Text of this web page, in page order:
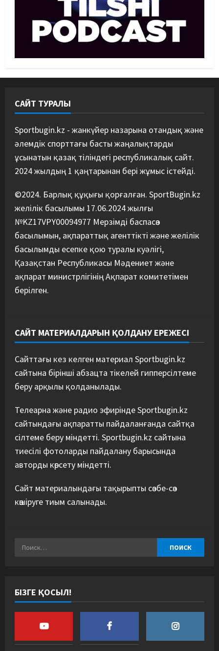
3
балуанды таза жеңді
07/08/2026
Әйгілі Снайдер мен Тажудинов
5
құрамасының бас бапкері
тағайындалды
САЙТ ТУРАЛЫ
Sportbugin.kz - жанкүйер назарына отандық және
әлемдік спорттағы басты жаңалықтарды
ұсынатын қазақ тіліндегі республикалық сайт.
2024 жылдың 1 қаңтарынан бері жұмыс істейді.
©2024. Барлық құқығы қорғалған. SportBugin.kz
желілік басылымы 17.06.2024 жылғы
№KZ17VPY00094977 Мерзімді баспасөз
басылымын, ақпараттық агенттікті және желілік
басылымды есепке қою туралы куәлігі,
Қазақстан Республикасы Мәдениет және
ақпарат министрлігінің Ақпарат комитетімен
берілген.
САЙТ МАТЕРИАЛДАРЫН ҚОЛДАНУ ЕРЕЖЕСІ
Сайттағы кез келген материал Sportbugin.kz
сайтына бірінші абзацта тікелей гипперсілтеме
беру арқылы қолданылады.
Телеарна және радио эфирінде Sportbugin.kz
сайтындағы ақпаратты пайдаланғанда сайтқа
сілтеме беру міндетті. Sportbugin.kz сайтына
тиесілі фотоларды пайдалану барысында
авторды көрсету міндетті.
Сайт материалындағы тақырыпты сөзбе-сөз
көшіруге тиым салынады.
БІЗГЕ ҚОСЫЛ!